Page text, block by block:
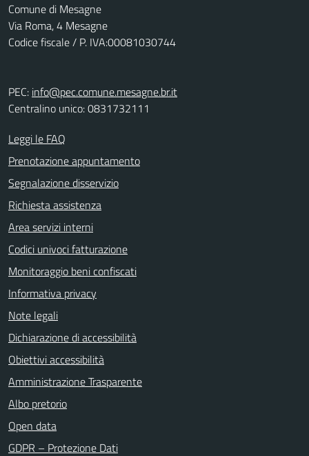
Comune di Mesagne
Via Roma, 4 Mesagne
Codice fiscale / P. IVA:00081030744
PEC: info@pec.comune.mesagne.br.it
Centralino unico: 0831732111
Leggi le FAQ
Prenotazione appuntamento
Segnalazione disservizio
Richiesta assistenza
Area servizi interni
Codici univoci fatturazione
Monitoraggio beni confiscati
Informativa privacy
Note legali
Dichiarazione di accessibilità
Obiettivi accessibilità
Amministrazione Trasparente
Albo pretorio
Open data
GDPR – Protezione Dati